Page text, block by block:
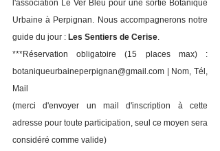
l'association Le Ver Bleu pour une sortie Botanique
Urbaine à Perpignan. Nous accompagnerons notre
guide du jour : Les Sentiers de Cerise
***Réservation obligatoire (15 places max) :
botaniqueurbaineperpignan@gmail.com | Nom, Tél,
Mail
(merci d'envoyer un mail d'inscription à cette
adresse pour toute participation, seul ce moyen sera
considéré comme valide)